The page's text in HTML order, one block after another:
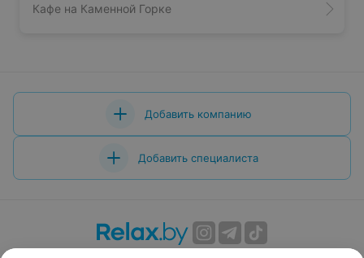
Кафе на Каменной Горке
Добавить компанию
Добавить специалиста